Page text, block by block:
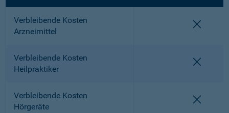
Verbleibende Kosten
Arzneimittel
Verbleibende Kosten
Heilpraktiker
Verbleibende Kosten
Hörgeräte